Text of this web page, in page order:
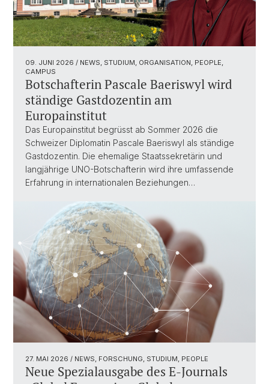
09. JUNI 2026 / NEWS, STUDIUM, ORGANISATION, PEOPLE,
CAMPUS
Botschafterin Pascale Baeriswyl wird
ständige Gastdozentin am
Europainstitut
Das Europainstitut begrüsst ab Sommer 2026 die
Schweizer Diplomatin Pascale Baeriswyl als ständige
Gastdozentin. Die ehemalige Staatssekretärin und
langjährige UNO-Botschafterin wird ihre umfassende
Erfahrung in internationalen Beziehungen…
27. MAI 2026 / NEWS, FORSCHUNG, STUDIUM, PEOPLE
Neue Spezialausgabe des E-Journals